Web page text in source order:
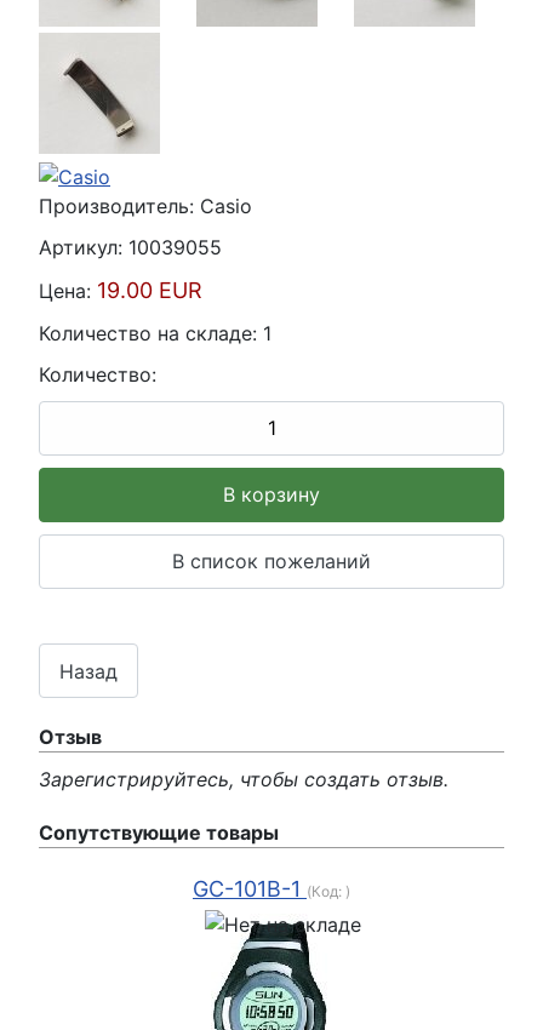
Производитель: Casio
Артикул: 10039055
Цена: 19.00 EUR
Количество на складе: 1
Количество:
Отзыв
Зарегистрируйтесь, чтобы создать отзыв.
Сопутствующие товары
GC-101B-1 (Код: )